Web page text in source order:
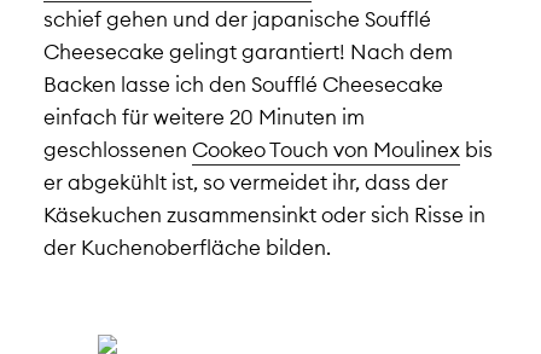
schief gehen und der japanische Soufflé
Cheesecake gelingt garantiert! Nach dem
Backen lasse ich den Soufflé Cheesecake
einfach für weitere 20 Minuten im
geschlossenen Cookeo Touch von Moulinex bis
er abgekühlt ist, so vermeidet ihr, dass der
Käsekuchen zusammensinkt oder sich Risse in
der Kuchenoberfläche bilden.